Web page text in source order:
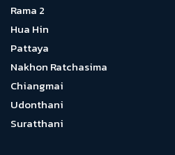
Rama 2
Hua Hin
Pattaya
Nakhon Ratchasima
Chiangmai
Udonthani
Suratthani